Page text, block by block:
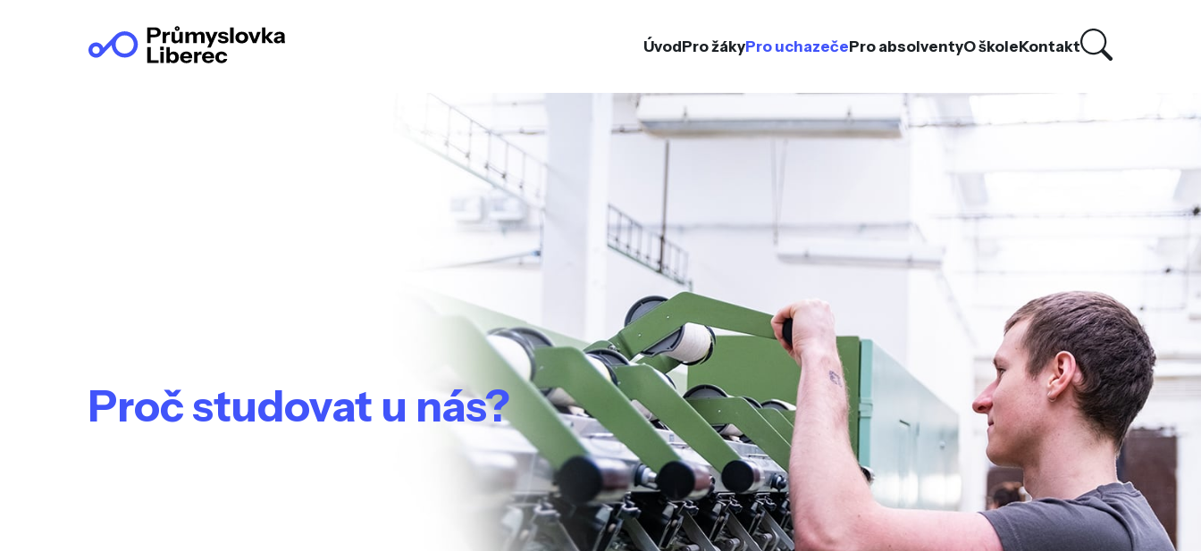
ÚvodPro žákyPro uchazečePro absolventyO školeKontakt
Proč studovat u nás?